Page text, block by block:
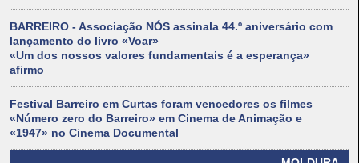
BARREIRO - Associação NÓS assinala 44.º aniversário com
lançamento do livro «Voar»
«Um dos nossos valores fundamentais é a esperança»
afirmo
Festival Barreiro em Curtas foram vencedores os filmes
«Número zero do Barreiro» em Cinema de Animação e
«1947» no Cinema Documental